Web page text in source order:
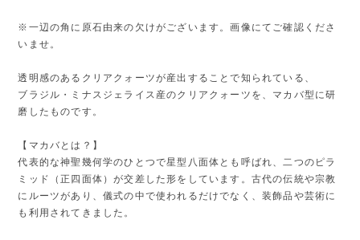
※一辺の角に原石由来の欠けがございます。画像にてご確認くださ
いませ。
透明感のあるクリアクォーツが産出することで知られている、
ブラジル・ミナスジェライス産のクリアクォーツを、マカバ型に研
磨したものです。
【マカバとは？】
代表的な神聖幾何学のひとつで星型八面体とも呼ばれ、二つのピラ
ミッド（正四面体）が交差した形をしています。古代の伝統や宗教
にルーツがあり、儀式の中で使われるだけでなく、装飾品や芸術に
も利用されてきました。